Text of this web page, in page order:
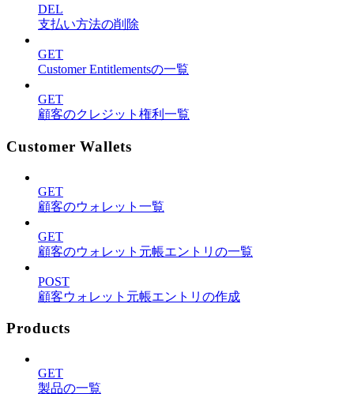
DEL
支払い方法の削除
GET
Customer Entitlementsの一覧
GET
顧客のクレジット権利一覧
Customer Wallets
GET
顧客のウォレット一覧
GET
顧客のウォレット元帳エントリの一覧
POST
顧客ウォレット元帳エントリの作成
Products
GET
製品の一覧